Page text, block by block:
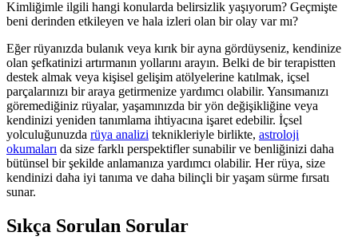
Kimliğimle ilgili hangi konularda belirsizlik yaşıyorum? Geçmişte
beni derinden etkileyen ve hala izleri olan bir olay var mı?
Eğer rüyanızda bulanık veya kırık bir ayna gördüyseniz, kendinize
olan şefkatinizi artırmanın yollarını arayın. Belki de bir terapistten
destek almak veya kişisel gelişim atölyelerine katılmak, içsel
parçalarınızı bir araya getirmenize yardımcı olabilir. Yansımanızı
göremediğiniz rüyalar, yaşamınızda bir yön değişikliğine veya
kendinizi yeniden tanımlama ihtiyacına işaret edebilir. İçsel
yolculuğunuzda rüya analizi teknikleriyle birlikte, astroloji
okumaları da size farklı perspektifler sunabilir ve benliğinizi daha
bütünsel bir şekilde anlamanıza yardımcı olabilir. Her rüya, size
kendinizi daha iyi tanıma ve daha bilinçli bir yaşam sürme fırsatı
sunar.
Sıkça Sorulan Sorular